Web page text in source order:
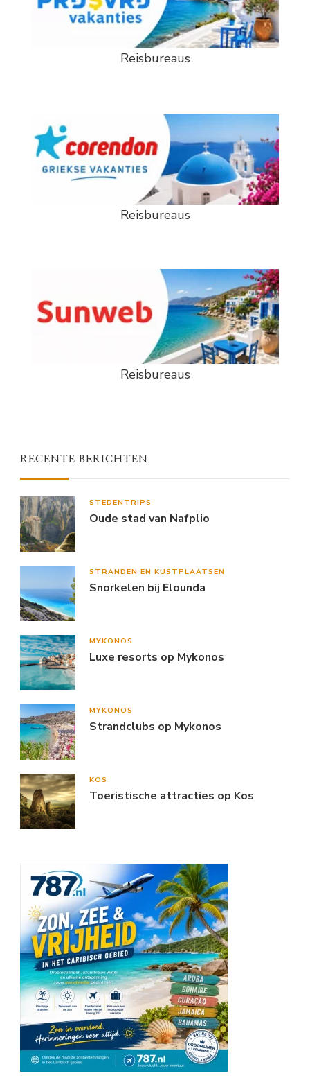
Reisbureaus
Reisbureaus
Reisbureaus
RECENTE BERICHTEN
STEDENTRIPS
Oude stad van Nafplio
STRANDEN EN KUSTPLAATSEN
Snorkelen bij Elounda
MYKONOS
Luxe resorts op Mykonos
MYKONOS
Strandclubs op Mykonos
KOS
Toeristische attracties op Kos